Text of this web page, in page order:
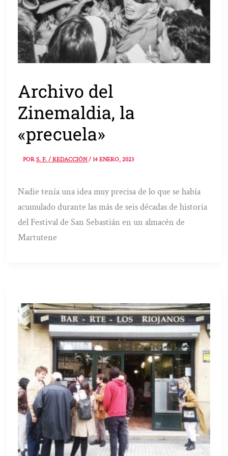
Archivo del
Zinemaldia, la
«precuela»
PORS. F. / REDACCIÓN/14 ENERO, 2023
Nadie tenía una idea muy precisa de lo que se había
acumulado durante las más de seis décadas de historia
del Festival de San Sebastián en un almacén de
Martutene